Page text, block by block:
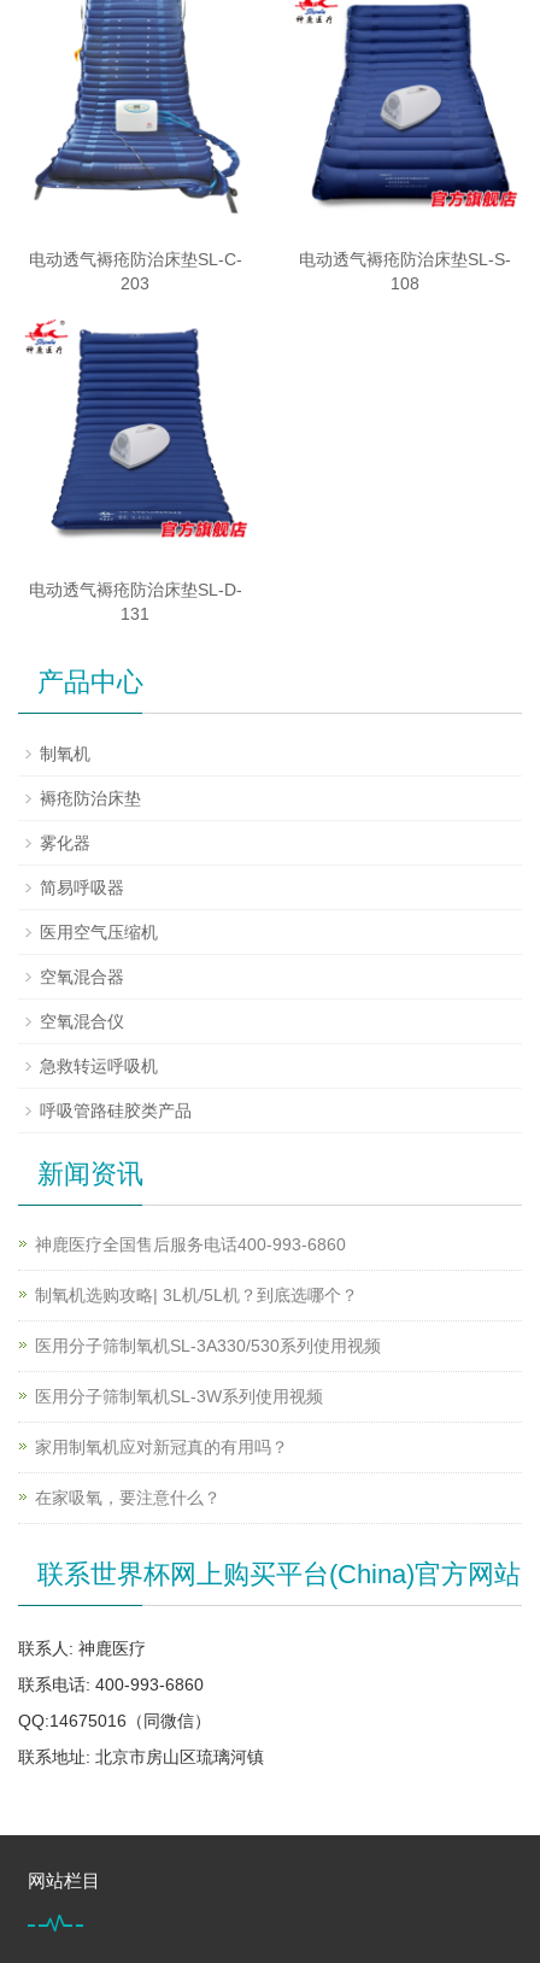
电动透气褥疮防治床垫SL-C-
203
电动透气褥疮防治床垫SL-S-
108
电动透气褥疮防治床垫SL-D-
131
产品中心
制氧机
褥疮防治床垫
雾化器
简易呼吸器
医用空气压缩机
空氧混合器
空氧混合仪
急救转运呼吸机
呼吸管路硅胶类产品
新闻资讯
神鹿医疗全国售后服务电话400-993-6860
制氧机选购攻略| 3L机/5L机？到底选哪个？
医用分子筛制氧机SL-3A330/530系列使用视频
医用分子筛制氧机SL-3W系列使用视频
家用制氧机应对新冠真的有用吗？
在家吸氧，要注意什么？
联系世界杯网上购买平台(China)官方网站
联系人: 神鹿医疗
联系电话: 400-993-6860
QQ:14675016（同微信）
联系地址: 北京市房山区琉璃河镇
网站栏目